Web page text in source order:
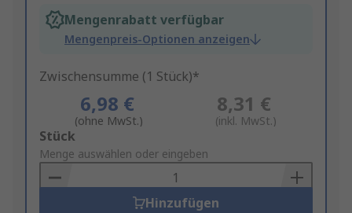
Mengenrabatt verfügbar
Mengenpreis-Optionen anzeigen
Zwischensumme (1 Stück)*
6,98 €
(ohne MwSt.)
8,31 €
(inkl. MwSt.)
Add
to
Basket
Stück
Menge auswählen oder eingeben
Hinzufügen